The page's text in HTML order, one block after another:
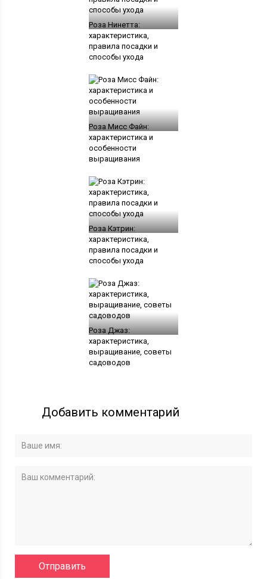
Роза Нинетта:
характеристика,
правила посадки и
способы ухода
Роза Мисс Файн:
характеристика и
особенности
выращивания
Роза Кэтрин:
характеристика,
правила посадки и
способы ухода
Роза Джаз:
характеристика,
выращивание, советы
садоводов
Добавить комментарий